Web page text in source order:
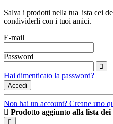
Salva i prodotti nella tua lista dei
condividerli con i tuoi amici.
E-mail
Password
Hai dimenticato la password?
Accedi
Non hai un account? Creane uno
Prodotto aggiunto alla lista dei